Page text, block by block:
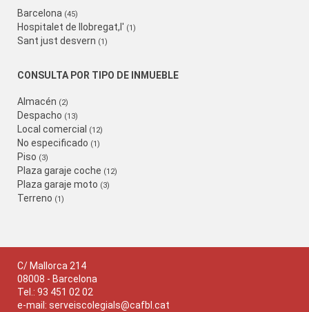
Barcelona (45)
Hospitalet de llobregat,l' (1)
Sant just desvern (1)
CONSULTA POR TIPO DE INMUEBLE
Almacén (2)
Despacho (13)
Local comercial (12)
No especificado (1)
Piso (3)
Plaza garaje coche (12)
Plaza garaje moto (3)
Terreno (1)
C/ Mallorca 214
08008 - Barcelona
Tel.: 93 451 02 02
e-mail: serveiscolegials@cafbl.cat